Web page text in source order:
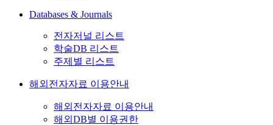
Databases & Journals
전자저널 리스트
학술DB 리스트
주제별 리스트
해외전자자료 이용안내
해외전자자료 이용안내
해외DB별 이용권한